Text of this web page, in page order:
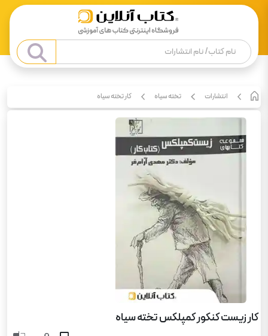
انتشارات تخته سیاه کار تخته سیاه
کار زیست کنکور کمپلکس تخته سیاه